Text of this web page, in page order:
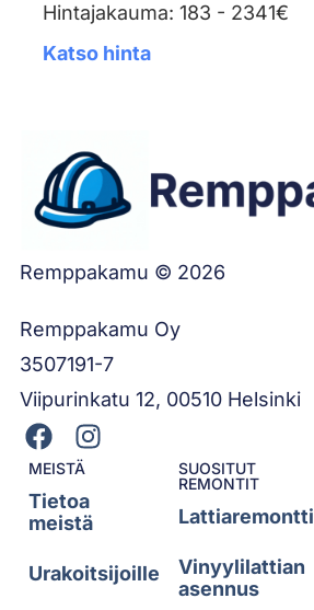
Hintajakauma: 183 - 2341€
Katso hinta
Remppakamu © 2026
Remppakamu Oy
3507191-7
Viipurinkatu 12, 00510 Helsinki
MEISTÄ
Tietoa
meistä
Urakoitsijoille
SUOSITUT
REMONTIT
Lattiaremontti
Vinyylilattian
asennus